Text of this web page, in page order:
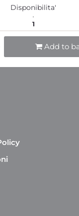
Disponibilita'
1
Add to